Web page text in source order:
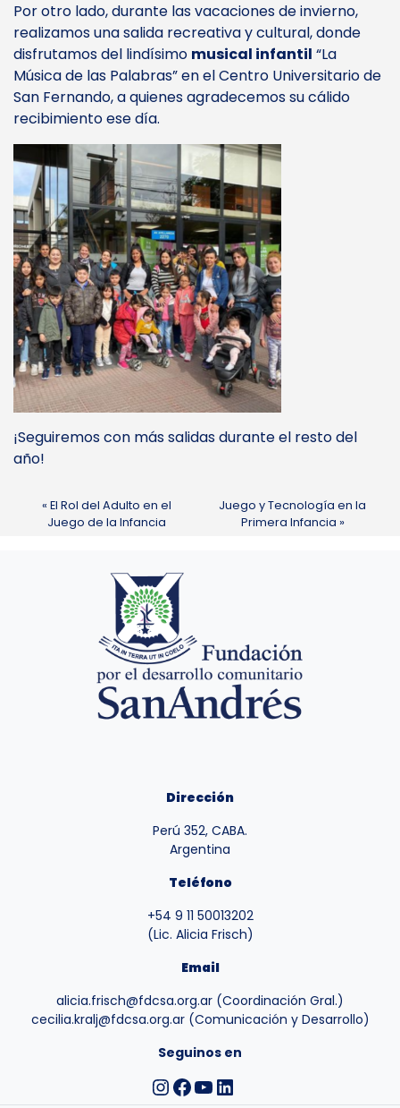
Por otro lado, durante las vacaciones de invierno,
realizamos una salida recreativa y cultural, donde
disfrutamos del lindísimo musical infantil “La
Música de las Palabras” en el Centro Universitario de
San Fernando, a quienes agradecemos su cálido
recibimiento ese día.
¡Seguiremos con más salidas durante el resto del
año!
El Rol del Adulto en el
Juego de la Infancia
Juego y Tecnología en la
Primera Infancia
Dirección
Perú 352, CABA.
Argentina
Teléfono
+54 9 11 50013202
(Lic. Alicia Frisch)
Email
alicia.frisch@fdcsa.org.ar (Coordinación Gral.)
cecilia.kralj@fdcsa.org.ar (Comunicación y Desarrollo)
Seguinos en